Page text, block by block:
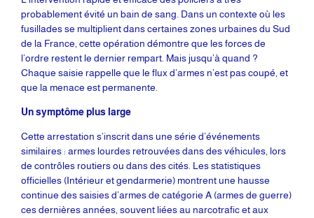
probablement évité un bain de sang. Dans un contexte où les
fusillades se multiplient dans certaines zones urbaines du Sud
de la France, cette opération démontre que les forces de
l’ordre restent le dernier rempart. Mais jusqu’à quand ?
Chaque saisie rappelle que le flux d’armes n’est pas coupé, et
que la menace est permanente.
Un symptôme plus large
Cette arrestation s’inscrit dans une série d’événements
similaires : armes lourdes retrouvées dans des véhicules, lors
de contrôles routiers ou dans des cités. Les statistiques
officielles (Intérieur et gendarmerie) montrent une hausse
continue des saisies d’armes de catégorie A (armes de guerre)
ces dernières années, souvent liées au narcotrafic et aux